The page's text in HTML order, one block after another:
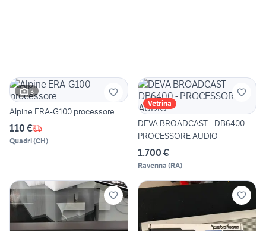
3
Alpine ERA-G100 processore
110 €
Quadri(CH)
Vetrina
DEVA BROADCAST - DB6400 -
PROCESSORE AUDIO
1.700 €
Ravenna (RA)